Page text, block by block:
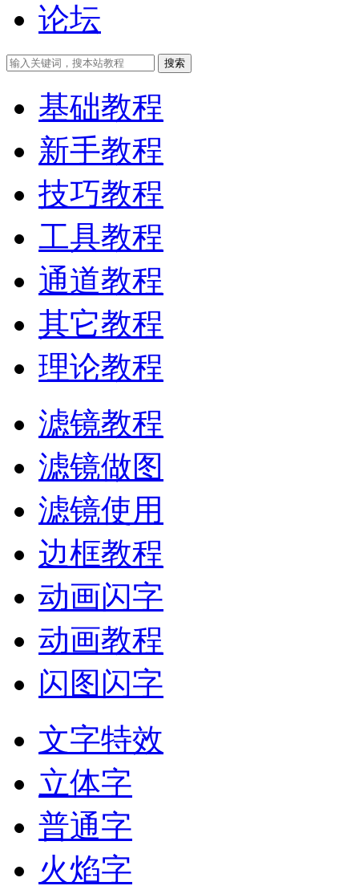
论坛
搜索
基础教程
新手教程
技巧教程
工具教程
通道教程
其它教程
理论教程
滤镜教程
滤镜做图
滤镜使用
边框教程
动画闪字
动画教程
闪图闪字
文字特效
立体字
普通字
火焰字